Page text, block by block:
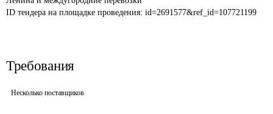
ID тендера на площадке проведения: id=2691577&ref_id=107721199
Требования
Несколько поставщиков